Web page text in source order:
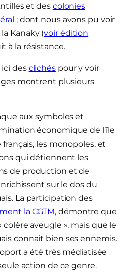
et des colonies
; dont nous avons pu voir
Kanaky (voir édition
à la résistance.
des clichéspour y voir
montrent plusieurs
aux symboles et
économique de l’île
français, les monopoles, et
qui détiennent les
de production et de
sur le dos du
La participation des
la CGTM, démontre que
colère aveugle », mais que le
connait bien ses ennemis.
a été très médiatisée
action de ce genre.